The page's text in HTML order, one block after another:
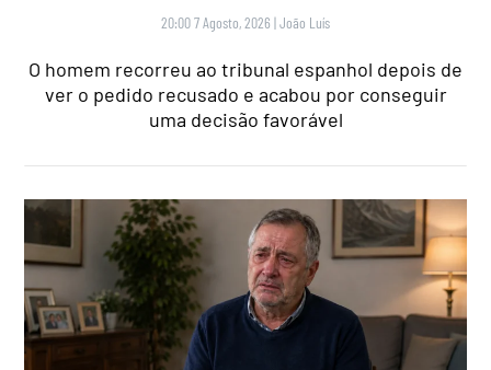
20:00 7 Agosto, 2026 |João Luís
O homem recorreu ao tribunal espanhol depois de
ver o pedido recusado e acabou por conseguir
uma decisão favorável